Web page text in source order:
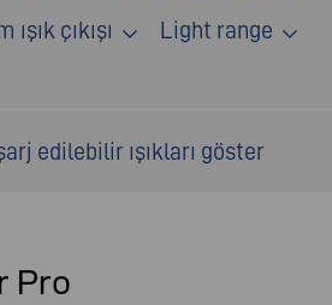
ışık çıkışı Light range
edilebilir ışıkları göster
Pro